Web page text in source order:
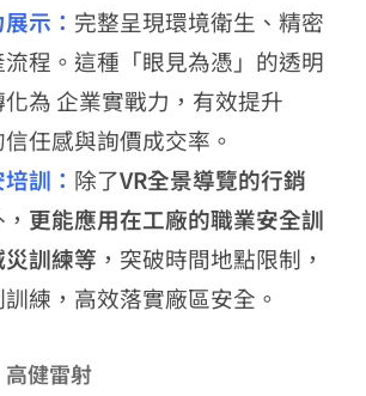
示： 完整呈現環境衛生、精密
程。這種「眼見為憑」的透明
為 企業實戰力，有效提升
任感與詢價成交率。
訓： 除了VR全景導覽的行銷
更能應用在工廠的職業安全訓
訓練等 ，突破時間地點限制，
練，高效落實廠區安全。
高健雷射